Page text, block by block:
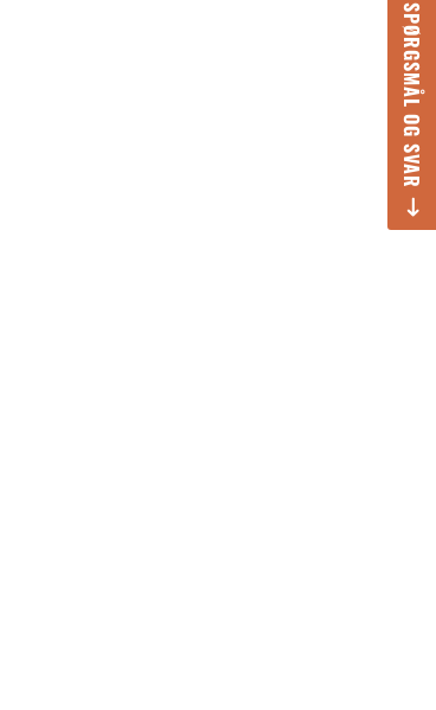
SPØRGSMÅL OG SVAR